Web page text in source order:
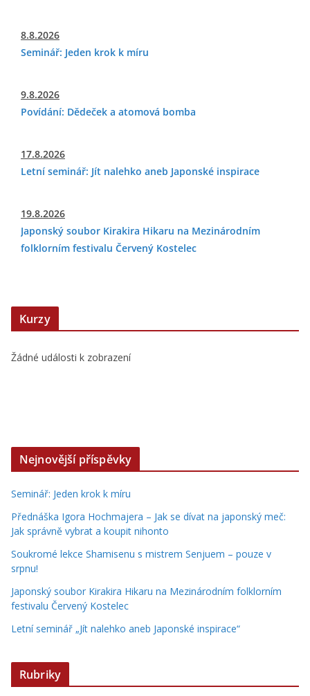
8.8.2026
Seminář: Jeden krok k míru
9.8.2026
Povídání: Dědeček a atomová bomba
17.8.2026
Letní seminář: Jít nalehko aneb Japonské inspirace
19.8.2026
Japonský soubor Kirakira Hikaru na Mezinárodním
folklorním festivalu Červený Kostelec
Kurzy
Žádné události k zobrazení
Nejnovější příspěvky
Seminář: Jeden krok k míru
Přednáška Igora Hochmajera – Jak se dívat na japonský meč:
Jak správně vybrat a koupit nihonto
Soukromé lekce Shamisenu s mistrem Senjuem – pouze v
srpnu!
Japonský soubor Kirakira Hikaru na Mezinárodním folklorním
festivalu Červený Kostelec
Letní seminář „Jít nalehko aneb Japonské inspirace“
Rubriky